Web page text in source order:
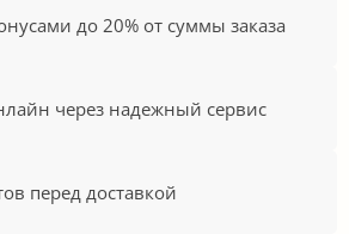
до 20% от суммы заказа
через надежный сервис
перед доставкой